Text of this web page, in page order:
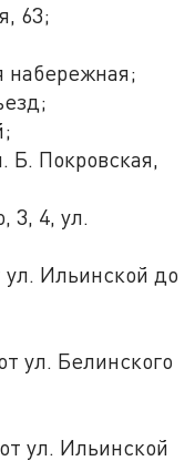
63;
набережная;
Б. Покровская,
3, 4, ул.
Ильинской до
ул. Белинского
ул. Ильинской